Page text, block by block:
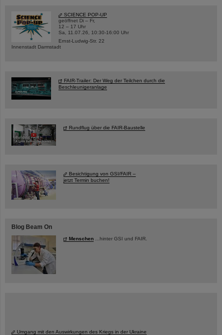
SCIENCE POP-UP
geöffnet Di – Fr,
12 – 17 Uhr
Sa, 11.07.26, 10:30-16:00 Uhr
Ernst-Ludwig-Str. 22
Innenstadt Darmstadt
FAIR-Trailer: Der Weg der Teilchen durch die
Beschleunigeranlage
Rundflug über die FAIR-Baustelle
Besichtigung von GSI/FAIR –
jetzt Termin buchen!
Blog Beam On
Menschen ...hinter GSI und FAIR.
Umgang mit den Auswirkungen des Kriegs in der Ukraine